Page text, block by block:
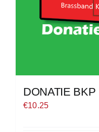
DONATIE BKP
€10.25